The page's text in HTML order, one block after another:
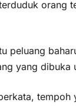
orang
peluang
yang